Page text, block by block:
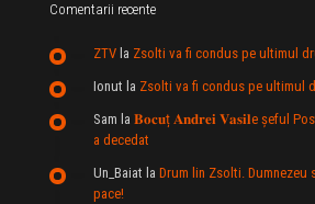
Comentarii recente
ZTV la Zsolti va fi condus pe ultimul
Ionut la Zsolti va fi condus pe ultimul
Sam la 𝐁𝐨𝐜𝐮ț 𝐀𝐧𝐝𝐫𝐞𝐢 𝐕𝐚𝐬𝐢𝐥e şeful
a decedat
Un_Baiat la Drum lin Zsolti. Dumnezeu
pace!